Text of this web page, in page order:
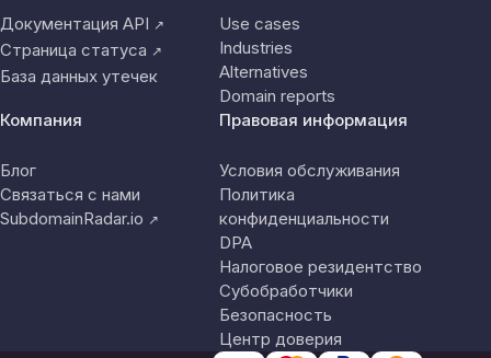
Документация API ↗
Страница статуса ↗
База данных утечек
Use cases
Industries
Alternatives
Domain reports
Компания
Блог
Связаться с нами
SubdomainRadar.io ↗
Правовая информация
Условия обслуживания
Политика
конфиденциальности
DPA
Налоговое резидентство
Субобработчики
Безопасность
Центр доверия